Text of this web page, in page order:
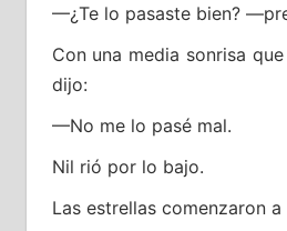
—¿Te lo pasaste bien?
Con una media sonrisa
dijo:
—No me lo pasé mal.
Nil rió por lo bajo.
Las estrellas comenzaron a